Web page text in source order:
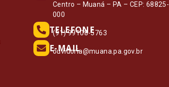
Centro – Muaná – PA – CEP: 68825-
000
TELEFONE
(91) 99108-5763
E-MAIL
ouvidoria@muana.pa.gov.br